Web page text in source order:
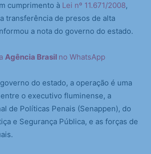
cumprimento à Lei nº 11.671/2008,
transferência de presos de alta
a nota do governo do estado.
Agência Brasil no WhatsApp
do estado, a operação é uma
o executivo fluminense, a
de Políticas Penais (Senappen), do
e Segurança Pública, e as forças de